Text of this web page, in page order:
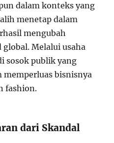
dalam konteks yang
menetap dalam
mengubah
Melalui usaha
sosok publik yang
bisnisnya
fashion.
dari Skandal